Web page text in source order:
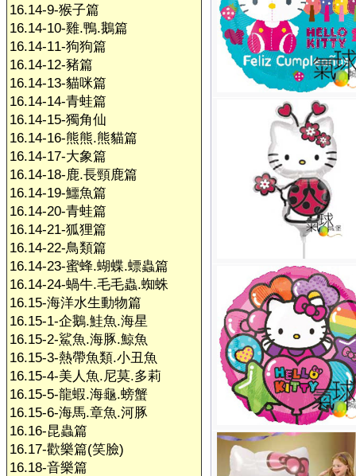
16.14-9-猴子篇
16.14-10-雞.鴨.鵝篇
16.14-11-狗狗篇
16.14-12-豬篇
16.14-13-貓咪篇
16.14-14-青蛙篇
16.14-15-獨角仙
16.14-16-熊熊.熊貓篇
16.14-17-大象篇
16.14-18-鹿.長頸鹿篇
16.14-19-鱷魚篇
16.14-20-青蛙篇
16.14-21-狐狸篇
16.14-22-鳥類篇
16.14-23-蜜蜂.蝴蝶.螵蟲篇
16.14-24-蝸牛.毛毛蟲.蜘蛛
16.15-海洋水生動物篇
16.15-1-企鵝.鮭魚.海星
16.15-2-鯊魚.海豚.鯨魚
16.15-3-熱帶魚類.小丑魚
16.15-4-美人魚.尼莫.多莉
16.15-5-龍蝦.海龜.螃蟹
16.15-6-海馬.章魚.河豚
16.16-昆蟲篇
16.17-歡樂篇(笑臉)
16.18-音樂篇